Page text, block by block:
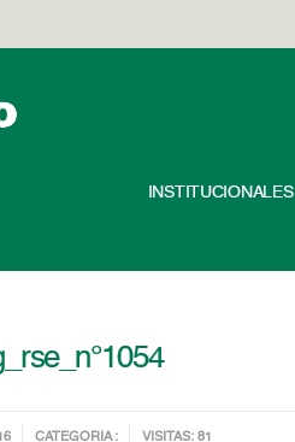
INSTITUCIONALES
CATEGORIA : VISITAS: 81